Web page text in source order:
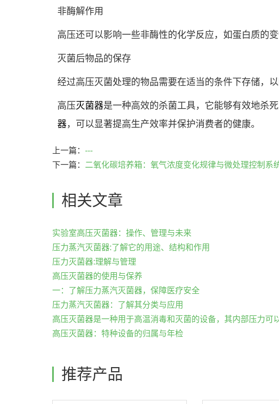
非酶解作用
高压还可以影响一些非酶性的化学反应，如蛋白质的
灭菌后物品的保存
经过高压灭菌处理的物品需要在适当的条件下存储，
高压灭菌器是一种高效的杀菌工具，它能够有效地杀
器，可以显著提高生产效率并保护消费者的健康。
上一篇： ---
下一篇： 二氧化碳培养箱：氧气浓度变化规律与微处理控制系
相关文章
实验室高压灭菌器：操作、管理与未来
压力蒸汽灭菌器:了解它的用途、结构和作用
压力灭菌器:理解与管理
高压灭菌器的使用与保养
一：了解压力蒸汽灭菌器，保障医疗安全
压力蒸汽灭菌器：了解其分类与应用
高压灭菌器是一种用于高温消毒和灭菌的设备，其内部压力可
高压灭菌器：特种设备的归属与年检
推荐产品